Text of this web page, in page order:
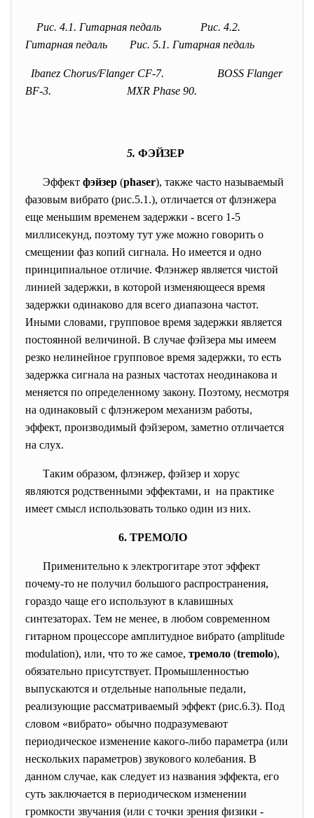
Рис. 4.1. Гитарная педаль Рис. 4.2.
Гитарная педаль Рис. 5.1. Гитарная педаль
Ibanez Chorus/Flanger CF-7. BOSS Flanger
BF-3.
MXR Phase 90.
5. ФЭЙЗЕР
Эффект фэйзер (phaser), также часто называемый
фазовым вибрато (рис.5.1.), отличается от флэнжера
еще меньшим временем задержки - всего 1-5
миллисекунд, поэтому тут уже можно говорить о
смещении фаз копий сигнала. Но имеется и одно
принципиальное отличие. Флэнжер является чистой
линией задержки, в которой изменяющееся время
задержки одинаково для всего диапазона частот.
Иными словами, групповое время задержки является
постоянной величиной. В случае фэйзера мы имеем
резко нелинейное групповое время задержки, то есть
задержка сигнала на разных частотах неодинакова и
меняется по определенному закону. Поэтому, несмотря
на одинаковый с флэнжером механизм работы,
эффект, производимый фэйзером, заметно отличается
на слух.
Таким образом, флэнжер, фэйзер и хорус
являются родственными эффектами, и на практике
имеет смысл использовать только один из них.
6. ТРЕМОЛО
Применительно к электрогитаре этот эффект
почему-то не получил большого распространения,
гораздо чаще его используют в клавишных
синтезаторах. Тем не менее, в любом современном
гитарном процессоре амплитудное вибрато (amplitude
modulation), или, что то же самое, тремоло (tremolo),
обязательно присутствует. Промышленностью
выпускаются и отдельные напольные педали,
реализующие рассматриваемый эффект (рис.6.3). Под
словом «вибрато» обычно подразумевают
периодическое изменение какого-либо параметра (или
нескольких параметров) звукового колебания. В
данном случае, как следует из названия эффекта, его
суть заключается в периодическом изменении
громкости звучания (или с точки зрения физики -